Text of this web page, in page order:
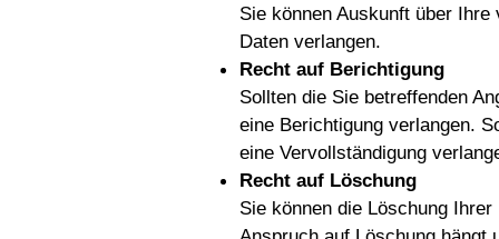
Sie können Auskunft über
Daten verlangen.
Recht auf Berichtigung
Sollten die Sie betreffenden
eine Berichtigung verlangen.
eine Vervollständigung
Recht auf Löschung
Sie können die Löschung